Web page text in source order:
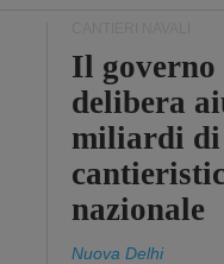
Il
delibera
miliardi
nazionale
Nuova Delhi